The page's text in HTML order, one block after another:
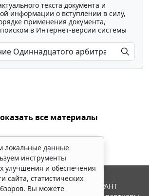
текста документа и
информации о вступлении в силу,
применения документа,
поиском в Интернет-версии системы
все материалы
локальные данные
инструменты
улучшения и обеспечения
сайта, статистических
Вы можете
СЕРВИС", 2026. Система ГАРАНТ